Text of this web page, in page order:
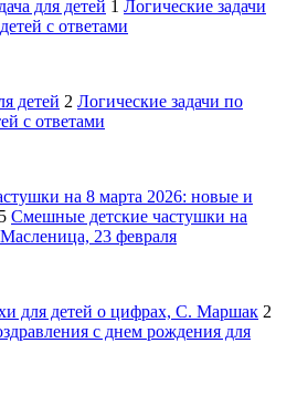
для детей 1 Логические задачи
с ответами
детей 2 Логические задачи по
с ответами
на 8 марта 2026: новые и
5 Смешные детские частушки на
23 февраля
для детей о цифрах, С. Маршак 2
с днем рождения для